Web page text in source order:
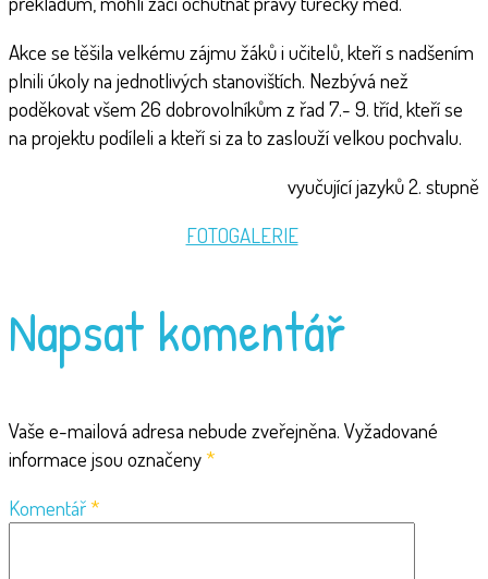
Akce se těšila velkému zájmu žáků i učitelů, kteří s nadšením
plnili úkoly na jednotlivých stanovištích. Nezbývá než
poděkovat všem 26 dobrovolníkům z řad 7.- 9. tříd, kteří se
na projektu podíleli a kteří si za to zaslouží velkou pochvalu.
vyučující jazyků 2. stupně
FOTOGALERIE
Napsat komentář
Vaše e-mailová adresa nebude zveřejněna. Vyžadované
informace jsou označeny*
Komentář*